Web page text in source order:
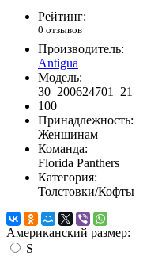
Рейтинг:
0 отзывов
Производитель:
Antigua
Модель:
30_200624701_21
100
Принадлежность:
Женщинам
Команда:
Florida Panthers
Категория:
Толстовки/Кофты
Американский размер:
S